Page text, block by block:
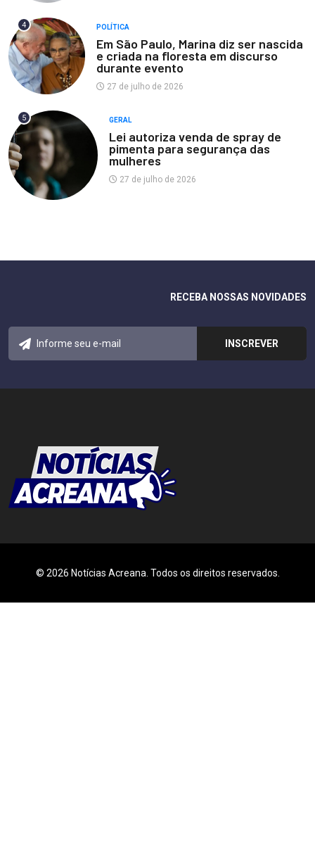
4 POLÍTICA
Em São Paulo, Marina diz ser nascida
e criada na floresta em discurso
durante evento
27 de julho de 2026
5 GERAL
Lei autoriza venda de spray de
pimenta para segurança das
mulheres
27 de julho de 2026
RECEBA NOSSAS NOVIDADES
© 2026 Notícias Acreana. Todos os direitos reservados.